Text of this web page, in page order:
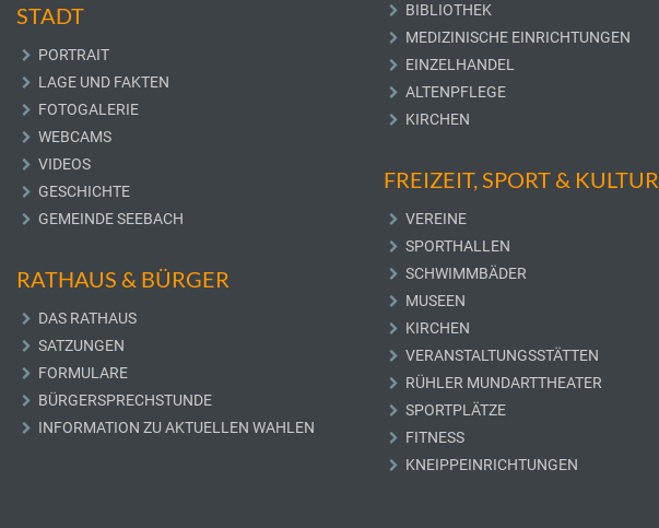
STADT
PORTRAIT
LAGE UND FAKTEN
FOTOGALERIE
WEBCAMS
VIDEOS
GESCHICHTE
GEMEINDE SEEBACH
RATHAUS & BÜRGER
DAS RATHAUS
SATZUNGEN
FORMULARE
BÜRGERSPRECHSTUNDE
INFORMATION ZU AKTUELLEN WAHLEN
BIBLIOTHEK
MEDIZINISCHE EINRICHTUNGEN
EINZELHANDEL
ALTENPFLEGE
KIRCHEN
FREIZEIT, SPORT & KULTUR
VEREINE
SPORTHALLEN
SCHWIMMBÄDER
MUSEEN
KIRCHEN
VERANSTALTUNGSSTÄTTEN
RÜHLER MUNDARTTHEATER
SPORTPLÄTZE
FITNESS
KNEIPPEINRICHTUNGEN